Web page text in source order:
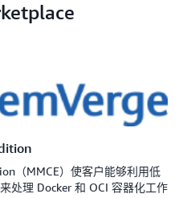
（MMCE）使客户能够利用低
处理 Docker 和 OCI 容器化工作